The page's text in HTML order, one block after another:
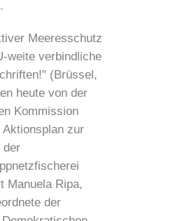
Meeresschutz
weite verbindliche
(Brüssel,
heute von der
Kommission
Aktionsplan zur
der
Manuela Ripa,
der